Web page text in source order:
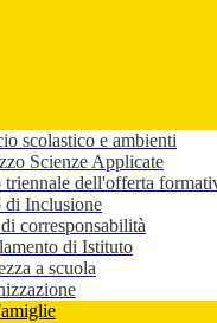
scolastico e ambienti
Scienze Applicate
triennale dell'offerta
di Inclusione
corresponsabilità
di Istituto
a scuola